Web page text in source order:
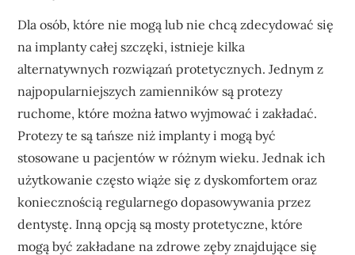
Dla osób, które nie mogą lub nie chcą zdecydować się
na implanty całej szczęki, istnieje kilka
alternatywnych rozwiązań protetycznych. Jednym z
najpopularniejszych zamienników są protezy
ruchome, które można łatwo wyjmować i zakładać.
Protezy te są tańsze niż implanty i mogą być
stosowane u pacjentów w różnym wieku. Jednak ich
użytkowanie często wiąże się z dyskomfortem oraz
koniecznością regularnego dopasowywania przez
dentystę. Inną opcją są mosty protetyczne, które
mogą być zakładane na zdrowe zęby znajdujące się